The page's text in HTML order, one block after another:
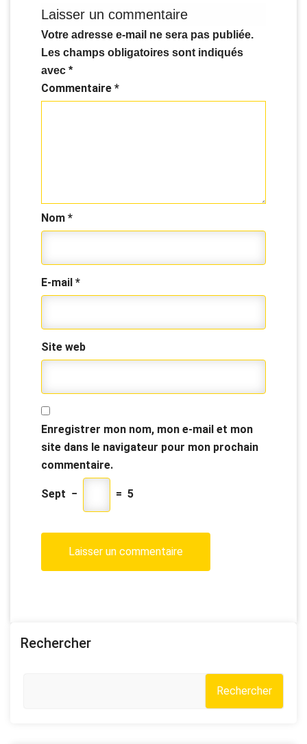
Laisser un commentaire
Votre adresse e-mail ne sera pas publiée.
Les champs obligatoires sont indiqués
avec *
Commentaire *
Nom *
E-mail *
Site web
Enregistrer mon nom, mon e-mail et mon
site dans le navigateur pour mon prochain
commentaire.
Sept − = 5
Rechercher
Rechercher